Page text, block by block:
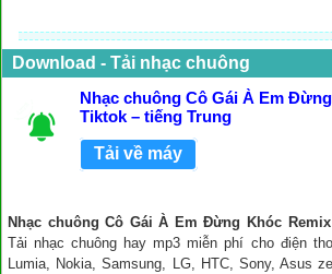
Download - Tải nhạc chuông
Nhạc chuông Cô Gái À Em
Tiktok – tiếng Trung
Tải về máy
Nhạc chuông Cô Gái À Em Đừng Khóc
Tải nhạc chuông hay mp3 miễn phí cho điện
Lumia, Nokia, Samsung, LG, HTC, Sony, Asus